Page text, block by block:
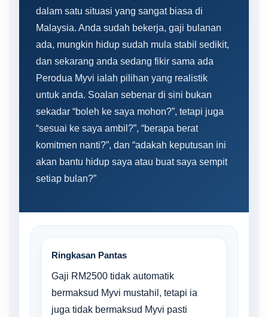
dalam satu situasi yang sangat biasa di
Malaysia. Anda sudah bekerja, gaji bulanan
ada, mungkin hidup sudah mula stabil sedikit,
dan sekarang anda sedang fikir sama ada
Perodua Myvi ialah pilihan yang realistik
untuk anda. Soalan sebenar di sini bukan
sekadar “boleh ke saya mohon?”, tetapi juga
“sesuai ke saya ambil?”, “berapa berat
komitmen nanti?”, dan “adakah keputusan ini
akan bantu hidup saya atau buat saya sempit
setiap bulan?”
Ringkasan Pantas
Gaji RM2500 tidak automatik
bermaksud Myvi mustahil, tetapi ia
juga tidak bermaksud Myvi pasti